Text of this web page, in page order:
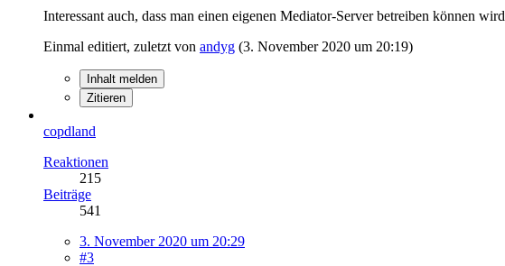
Interessant auch, dass man einen eigenen Mediator-Server betreiben können wird
Einmal editiert, zuletzt von andyg (3. November 2020 um 20:19)
Inhalt melden
Zitieren
copdland
Reaktionen
215
Beiträge
541
3. November 2020 um 20:29
#3